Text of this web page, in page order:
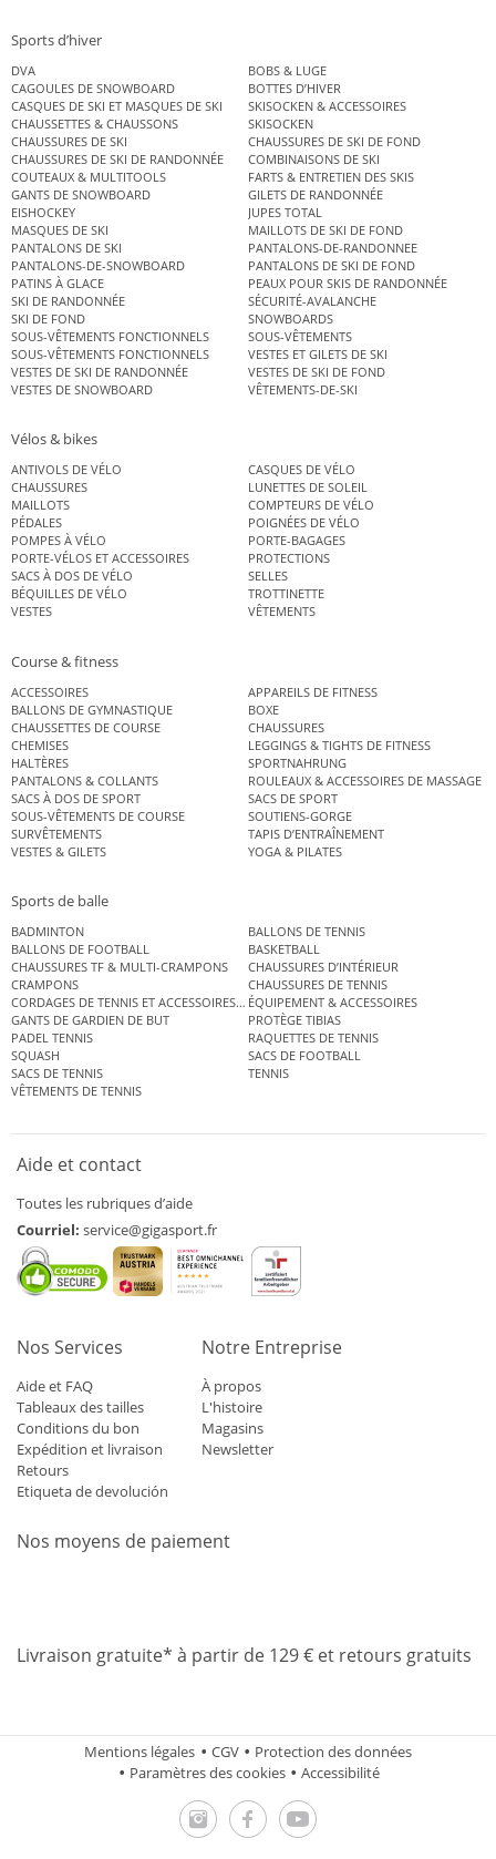
Sports d’hiver
DVA
BOBS & LUGE
CAGOULES DE SNOWBOARD
BOTTES D’HIVER
CASQUES DE SKI ET MASQUES DE SKI
SKISOCKEN & ACCESSOIRES
CHAUSSETTES & CHAUSSONS
SKISOCKEN
CHAUSSURES DE SKI
CHAUSSURES DE SKI DE FOND
CHAUSSURES DE SKI DE RANDONNÉE
COMBINAISONS DE SKI
COUTEAUX & MULTITOOLS
FARTS & ENTRETIEN DES SKIS
GANTS DE SNOWBOARD
GILETS DE RANDONNÉE
EISHOCKEY
JUPES TOTAL
MASQUES DE SKI
MAILLOTS DE SKI DE FOND
PANTALONS DE SKI
PANTALONS-DE-RANDONNEE
PANTALONS-DE-SNOWBOARD
PANTALONS DE SKI DE FOND
PATINS À GLACE
PEAUX POUR SKIS DE RANDONNÉE
SKI DE RANDONNÉE
SÉCURITÉ-AVALANCHE
SKI DE FOND
SNOWBOARDS
SOUS-VÊTEMENTS FONCTIONNELS
SOUS-VÊTEMENTS
SOUS-VÊTEMENTS FONCTIONNELS
VESTES ET GILETS DE SKI
VESTES DE SKI DE RANDONNÉE
VESTES DE SKI DE FOND
VESTES DE SNOWBOARD
VÊTEMENTS-DE-SKI
Vélos & bikes
ANTIVOLS DE VÉLO
CASQUES DE VÉLO
CHAUSSURES
LUNETTES DE SOLEIL
MAILLOTS
COMPTEURS DE VÉLO
PÉDALES
POIGNÉES DE VÉLO
POMPES À VÉLO
PORTE-BAGAGES
PORTE-VÉLOS ET ACCESSOIRES
PROTECTIONS
SACS À DOS DE VÉLO
SELLES
BÉQUILLES DE VÉLO
TROTTINETTE
VESTES
VÊTEMENTS
Course & fitness
ACCESSOIRES
APPAREILS DE FITNESS
BALLONS DE GYMNASTIQUE
BOXE
CHAUSSETTES DE COURSE
CHAUSSURES
CHEMISES
LEGGINGS & TIGHTS DE FITNESS
HALTÈRES
SPORTNAHRUNG
PANTALONS & COLLANTS
ROULEAUX & ACCESSOIRES DE MASSAGE
SACS À DOS DE SPORT
SACS DE SPORT
SOUS-VÊTEMENTS DE COURSE
SOUTIENS-GORGE
SURVÊTEMENTS
TAPIS D’ENTRAÎNEMENT
VESTES & GILETS
YOGA & PILATES
Sports de balle
BADMINTON
BALLONS DE TENNIS
BALLONS DE FOOTBALL
BASKETBALL
CHAUSSURES TF & MULTI-CRAMPONS
CHAUSSURES D’INTÉRIEUR
CRAMPONS
CHAUSSURES DE TENNIS
CORDAGES DE TENNIS ET ACCESSOIRES DE TENNISÉQUIPEMENT & ACCESSOIRES
GANTS DE GARDIEN DE BUT
PROTÈGE TIBIAS
PADEL TENNIS
RAQUETTES DE TENNIS
SQUASH
SACS DE FOOTBALL
SACS DE TENNIS
TENNIS
VÊTEMENTS DE TENNIS
Aide et contact
Toutes les rubriques d’aide
Courriel: service@gigasport.fr
Nos Services
Aide et FAQ
Tableaux des tailles
Conditions du bon
Expédition et livraison
Retours
Etiqueta de devolución
Notre Entreprise
À propos
L'histoire
Magasins
Newsletter
Nos moyens de paiement
Livraison gratuite* à partir de 129 € et retours gratuits
Mentions légales CGV
Protection des données
Paramètres des cookies
Accessibilité